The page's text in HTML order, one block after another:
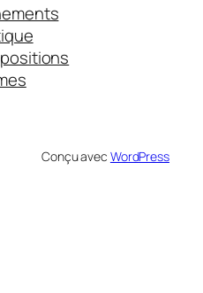
Conçu avec WordPress